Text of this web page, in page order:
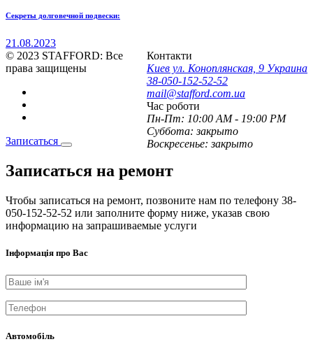
Секреты долговечной подвески:
21.08.2023
Контакти
Киев ул. Коноплянская, 9 Украина
38-050-152-52-52
mail@stafford.com.ua
Час роботи
Пн-Пт: 10:00 AM - 19:00 PM
Суббота:закрыто
Воскресенье:закрыто
© 2023 STAFFORD: Все
права защищены
Записаться
Записаться на ремонт
Чтобы записаться на ремонт, позвоните нам по телефону 38-
050-152-52-52 или заполните форму ниже, указав свою
информацию на запрашиваемые услуги
Інформація про Вас
Автомобіль